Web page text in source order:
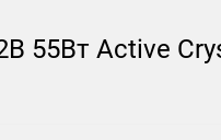
55Вт Active